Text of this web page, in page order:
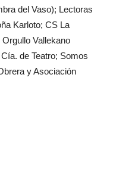
del Vaso); Lectoras
Karloto; CS La
Vallekano
de Teatro; Somos
y Asociación